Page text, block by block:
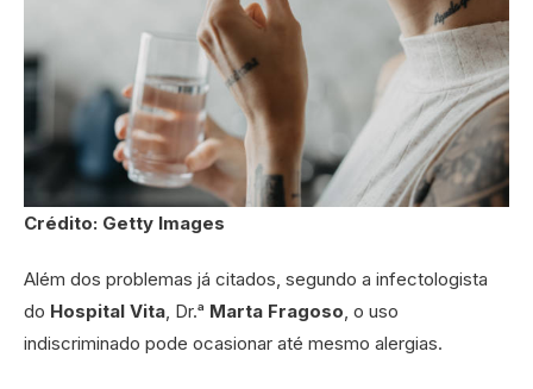
Crédito: Getty Images
Além dos problemas já citados, segundo a infectologista
do Hospital Vita , Dr.ᵃ Marta Fragoso , o uso
indiscriminado pode ocasionar até mesmo alergias.